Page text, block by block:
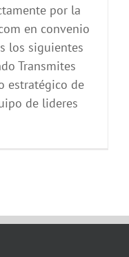
por la
en convenio
los siguientes
Transmites
estratégico de
de lideres